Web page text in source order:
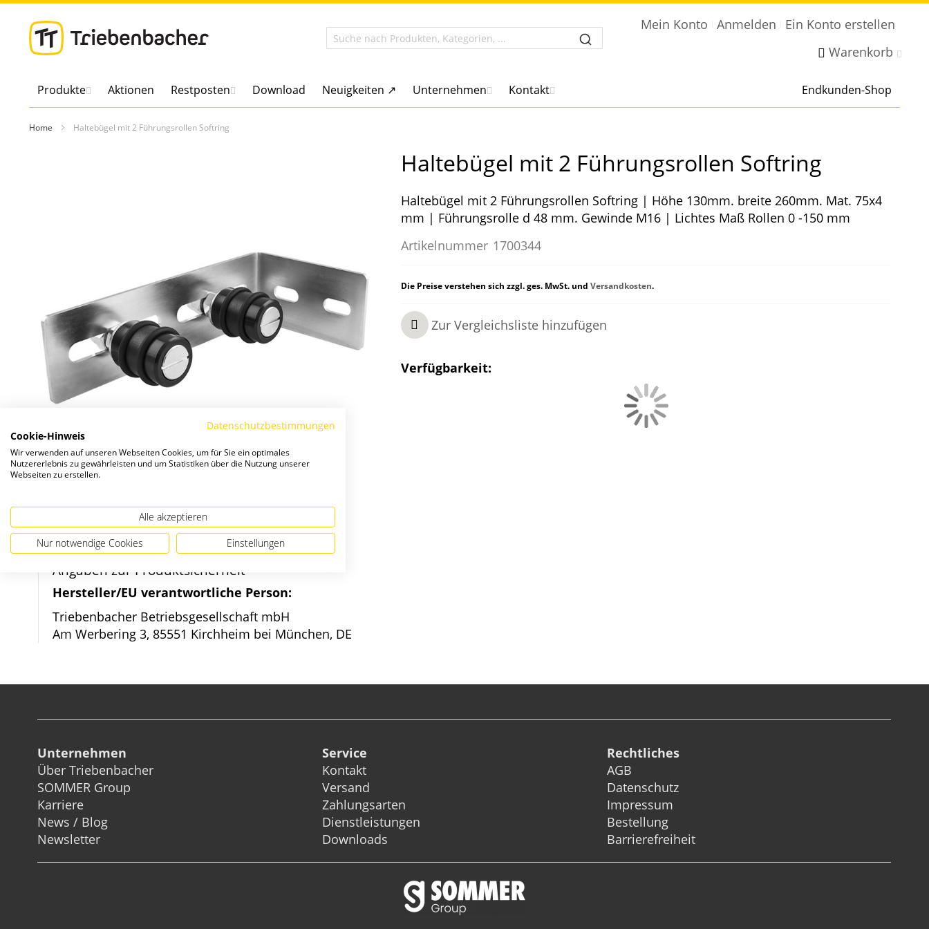
Direkt
zum
Mein Konto Anmelden
Ein Konto erstellen
Warenkorb
Produkte Aktionen Restposten Download Neuigkeiten ↗ Unternehmen Kontakt Endkunden-Shop
Home Haltebügel mit 2 Führungsrollen Softring
Anfang
der
springen
Haltebügel mit 2 Führungsrollen Softring
Haltebügel mit 2 Führungsrollen Softring | Höhe 130mm. breite 260mm. Mat. 75x4
mm | Führungsrolle d 48 mm. Gewinde M16 | Lichtes Maß Rollen 0 -150 mm
Artikelnummer 1700344
Die Preise verstehen sich zzgl. ges. MwSt. und Versandkosten.
Zur Vergleichsliste hinzufügen
Verfügbarkeit:
Angaben zur Produktsicherheit
Hersteller/EU verantwortliche Person:
Triebenbacher Betriebsgesellschaft mbH
Am Werbering 3, 85551 Kirchheim bei München, DE
Unternehmen
Über Triebenbacher
SOMMER Group
Karriere
News / Blog
Newsletter
Service
Kontakt
Versand
Zahlungsarten
Dienstleistungen
Downloads
Rechtliches
AGB
Datenschutz
Impressum
Bestellung
Barrierefreiheit
Datenschutzbestimmungen
Cookie-Hinweis
Wir verwenden auf unseren Webseiten Cookies, um für Sie ein optimales
Nutzererlebnis zu gewährleisten und um Statistiken über die Nutzung unserer
Webseiten zu erstellen.
Alle akzeptieren
Nur notwendige Cookies Einstellungen